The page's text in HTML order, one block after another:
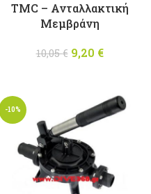
TMC – Ανταλλακτική
Μεμβράνη
10,05€
Original
9,20 €
είναι:
9,20 €.
-10%